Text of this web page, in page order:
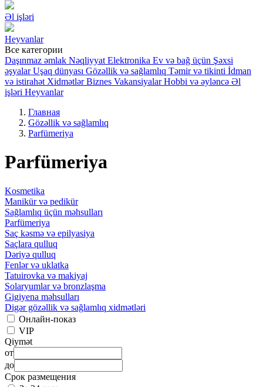
Əl işləri
Heyvanlar
Все категории
Daşınmaz əmlak Nəqliyyat Elektronika Ev və bağ üçün Şəxsi
əşyalar Uşaq dünyası Gözəllik və sağlamlıq Təmir və tikinti İdman
və istirahət Xidmətlər Biznes Vakansiyalar Hobbi və əyləncə Əl
işləri Heyvanlar
Главная
Gözəllik və sağlamlıq
Parfümeriya
Parfümeriya
Kosmetika
Manikür və pedikür
Sağlamlıq üçün məhsulları
Parfümeriya
Saç kəsmə və epilyasiya
Saçlara qulluq
Dəriyə qulluq
Fenlər və uklatka
Tatuirovka və makiyaj
Solaryumlar və bronzlaşma
Gigiyena məhsulları
Digər gözəllik və sağlamlıq xidmətləri
Онлайн-показ
VIP
Qiymət
от
до
Срок размещения